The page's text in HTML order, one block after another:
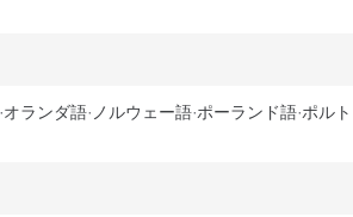
オランダ語 ノルウェー語 ポーランド語 ポル